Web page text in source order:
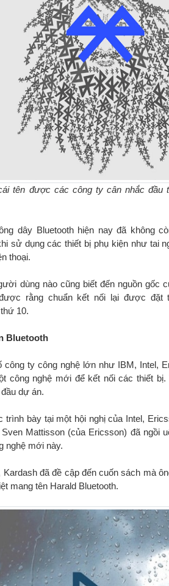
tên được các công ty cân nhắc đầu
dây Bluetooth hiện nay đã không
sử dụng các thiết bị phụ kiện như tai
thoại.
dùng nào cũng biết đến nguồn gốc
rằng chuẩn kết nối lại được đặt
10.
Bluetooth
công ty công nghệ lớn như IBM, Intel,
công nghệ mới để kết nối các thiết
dự án.
trình bày tại một hội nghị của Intel,
Mattisson (của Ericsson) đã ngồi
nghệ mới này.
Kardash đã đề cập đến cuốn sách mà
mang tên Harald Bluetooth.